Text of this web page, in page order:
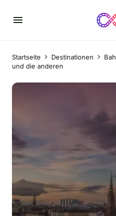
Startseite Destinationen
und die anderen